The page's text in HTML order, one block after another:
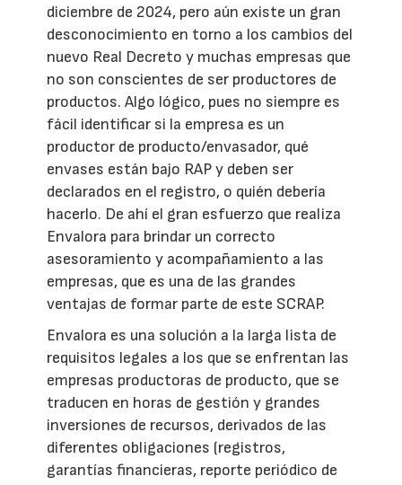
diciembre de 2024, pero aún existe un gran
desconocimiento en torno a los cambios del
nuevo Real Decreto y muchas empresas que
no son conscientes de ser productores de
productos. Algo lógico, pues no siempre es
fácil identificar si la empresa es un
productor de producto/envasador, qué
envases están bajo RAP y deben ser
declarados en el registro, o quién debería
hacerlo. De ahí el gran esfuerzo que realiza
Envalora para brindar un correcto
asesoramiento y acompañamiento a las
empresas, que es una de las grandes
ventajas de formar parte de este SCRAP.
Envalora es una solución a la larga lista de
requisitos legales a los que se enfrentan las
empresas productoras de producto, que se
traducen en horas de gestión y grandes
inversiones de recursos, derivados de las
diferentes obligaciones (registros,
garantías financieras, reporte periódico de